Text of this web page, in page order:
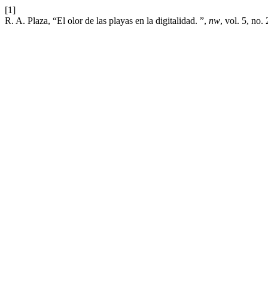
[1]
R. A. Plaza, “El olor de las playas en la digitalidad. ”, nw, vol. 5, no.